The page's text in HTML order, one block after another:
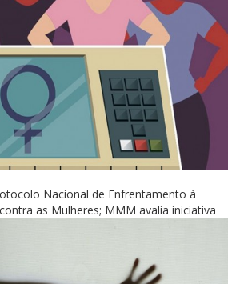
Nacional de Enfrentamento à
as Mulheres; MMM avalia iniciativa